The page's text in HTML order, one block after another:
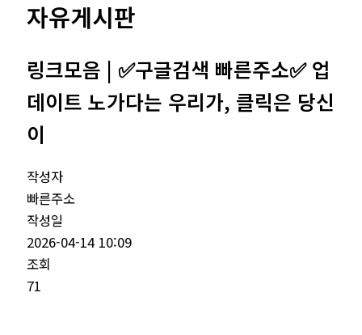
자유게시판
링크모음 | ✅구글검색 빠른주소✅ 업
데이트 노가다는 우리가, 클릭은 당신
이
작성자
빠른주소
작성일
2026-04-14 10:09
조회
71